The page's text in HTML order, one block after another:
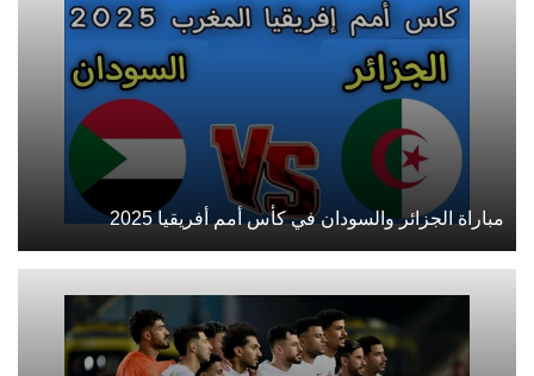
مباراة الجزائر والسودان في كأس أمم أفريقيا 2025